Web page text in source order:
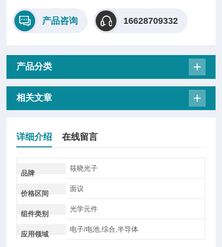
产品咨询 16628709332
产品分类
相关文章
详细介绍 在线留言
品牌
筱晓光子
价格区间
面议
组件类别
光学元件
应用领域
电子/电池,综合,半导体